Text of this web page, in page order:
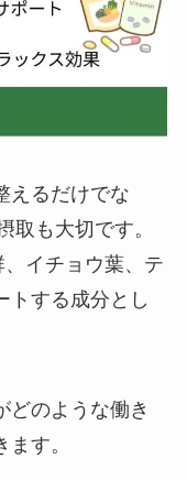
えるだけでな
取も大切です。
イチョウ葉、テ
トする成分とし
どのような働き
す。